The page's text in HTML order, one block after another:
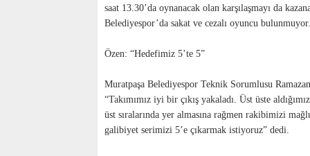
saat 13.30’da oynanacak olan karşılaşmayı da
Belediyespor’da sakat ve cezalı oyuncu bulunmuyor.
Özen: “Hedefimiz 5’te 5”
Muratpaşa Belediyespor Teknik Sorumlusu
“Takımımız iyi bir çıkış yakaladı. Üst üste
üst sıralarında yer almasına rağmen rakibimizi
galibiyet serimizi 5’e çıkarmak istiyoruz” dedi.